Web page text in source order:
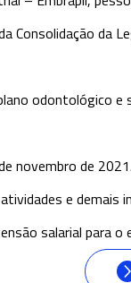
da
odontológico
novembro de 2021.
e demais
salarial para